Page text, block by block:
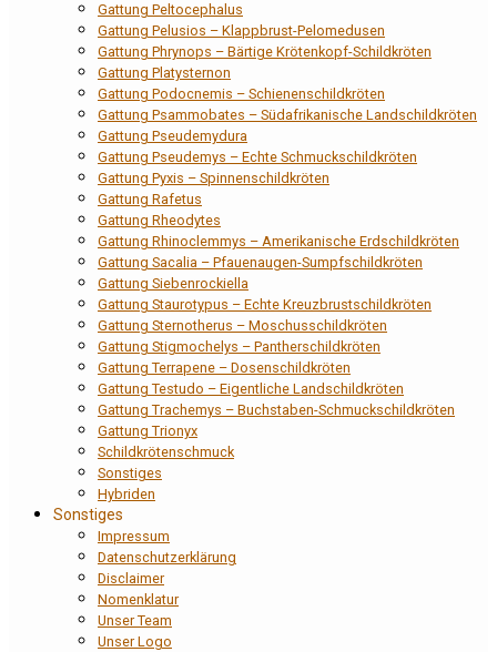
Gattung Peltocephalus
Gattung Pelusios – Klappbrust-Pelomedusen
Gattung Phrynops – Bärtige Krötenkopf-Schildkröten
Gattung Platysternon
Gattung Podocnemis – Schienenschildkröten
Gattung Psammobates – Südafrikanische Landschildkröten
Gattung Pseudemydura
Gattung Pseudemys – Echte Schmuckschildkröten
Gattung Pyxis – Spinnenschildkröten
Gattung Rafetus
Gattung Rheodytes
Gattung Rhinoclemmys – Amerikanische Erdschildkröten
Gattung Sacalia – Pfauenaugen-Sumpfschildkröten
Gattung Siebenrockiella
Gattung Staurotypus – Echte Kreuzbrustschildkröten
Gattung Sternotherus – Moschusschildkröten
Gattung Stigmochelys – Pantherschildkröten
Gattung Terrapene – Dosenschildkröten
Gattung Testudo – Eigentliche Landschildkröten
Gattung Trachemys – Buchstaben-Schmuckschildkröten
Gattung Trionyx
Schildkrötenschmuck
Sonstiges
Hybriden
Sonstiges
Impressum
Datenschutzerklärung
Disclaimer
Nomenklatur
Unser Team
Unser Logo